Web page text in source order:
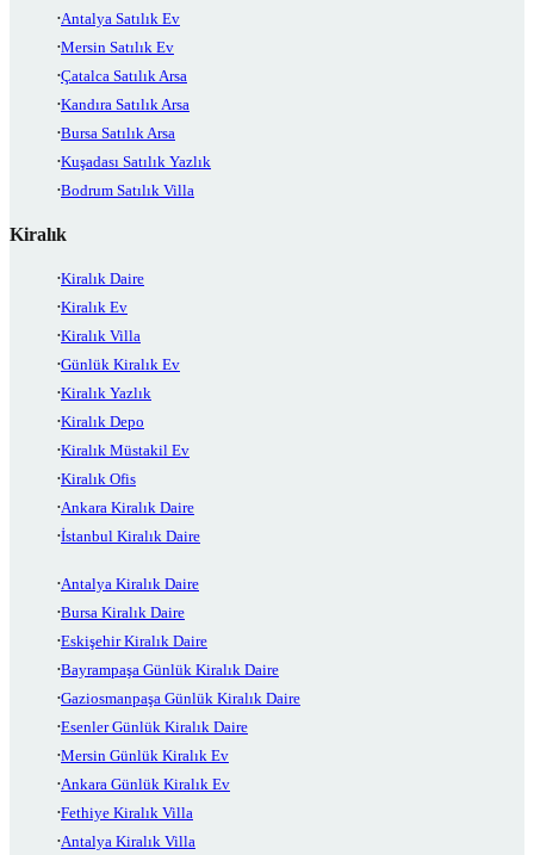
Antalya Satılık Ev
Mersin Satılık Ev
Çatalca Satılık Arsa
Kandıra Satılık Arsa
Bursa Satılık Arsa
Kuşadası Satılık Yazlık
Bodrum Satılık Villa
Kiralık
Kiralık Daire
Kiralık Ev
Kiralık Villa
Günlük Kiralık Ev
Kiralık Yazlık
Kiralık Depo
Kiralık Müstakil Ev
Kiralık Ofis
Ankara Kiralık Daire
İstanbul Kiralık Daire
Antalya Kiralık Daire
Bursa Kiralık Daire
Eskişehir Kiralık Daire
Bayrampaşa Günlük Kiralık Daire
Gaziosmanpaşa Günlük Kiralık Daire
Esenler Günlük Kiralık Daire
Mersin Günlük Kiralık Ev
Ankara Günlük Kiralık Ev
Fethiye Kiralık Villa
Antalya Kiralık Villa